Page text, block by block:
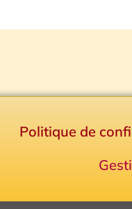
Politique de